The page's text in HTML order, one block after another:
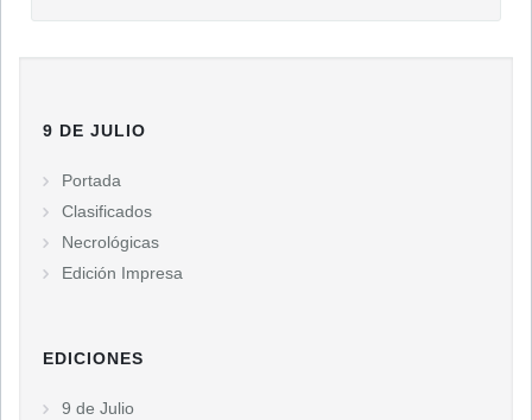
9 DE JULIO
Portada
Clasificados
Necrológicas
Edición Impresa
EDICIONES
9 de Julio